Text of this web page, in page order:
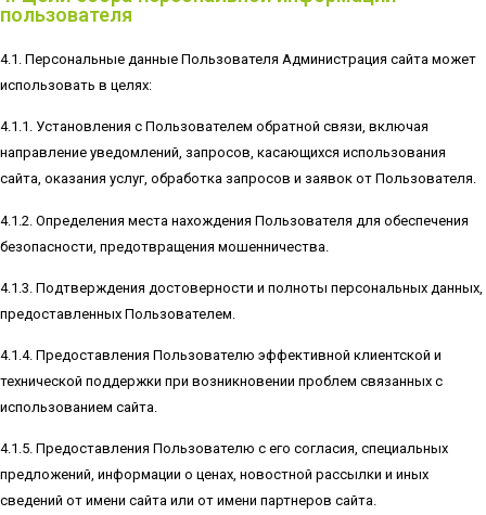
пользователя
4.1. Персональные данные Пользователя Администрация сайта может
использовать в целях:
4.1.1. Установления с Пользователем обратной связи, включая
направление уведомлений, запросов, касающихся использования
сайта, оказания услуг, обработка запросов и заявок от Пользователя.
4.1.2. Определения места нахождения Пользователя для обеспечения
безопасности, предотвращения мошенничества.
4.1.3. Подтверждения достоверности и полноты персональных данных,
предоставленных Пользователем.
4.1.4. Предоставления Пользователю эффективной клиентской и
технической поддержки при возникновении проблем связанных с
использованием сайта.
4.1.5. Предоставления Пользователю с его согласия, специальных
предложений, информации о ценах, новостной рассылки и иных
сведений от имени сайта или от имени партнеров сайта.